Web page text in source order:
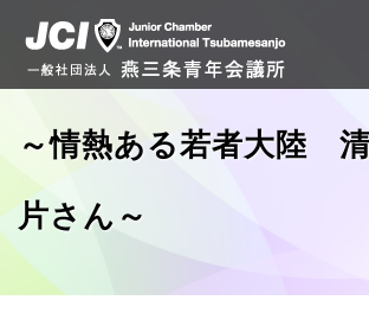
～情熱ある若者大陸
片さん～